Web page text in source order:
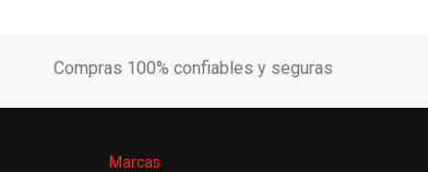
Compras 100% confiables y seguras
Marcas